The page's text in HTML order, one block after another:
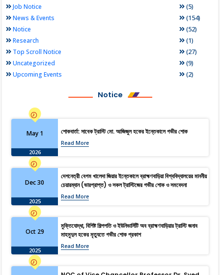
Job Notice (5)
News & Events (154)
Notice (52)
Research (1)
Top Scroll Notice (27)
Uncategorized (9)
Upcoming Events (2)
Notice
May 1
2026
শোকবার্তা: সাবেক ট্রাস্টি মো. আজিজুল হকের ইন্তেকালে গভীর শোক
Read More
Dec 30
2025
দেশনেত্রী বেগম খালেদা জিয়ার ইন্তেকালে ব্রাহ্মণবাড়িয়া বিশ্ববিদ্যালয়ের মাননীয়
চেয়ারম্যান (ভারপ্রাপ্ত) ও সকল ট্রাস্টিজের গভীর শোক ও সমবেদনা
Read More
Oct 29
2025
মুক্তিযোদ্ধা, বিশিষ্ট শিল্পপতি ও ইউনিভার্সিটি অব ব্রাহ্মণবাড়িয়ার ট্রাস্টি জনাব
মাহমুদুল হকের মৃত্যুতে গভীর শোক প্রকাশ
Read More